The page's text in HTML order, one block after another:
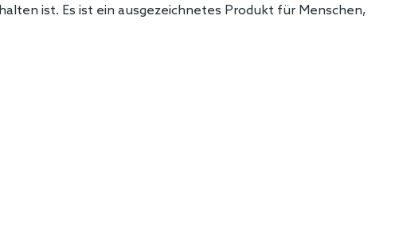
ist. Es ist ein ausgezeichnetes Produkt für Menschen,